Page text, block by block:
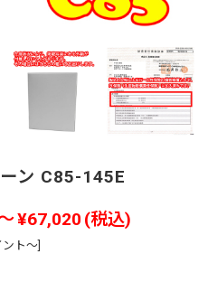
ン C85-145E
¥67,020 (税込)
ト～]